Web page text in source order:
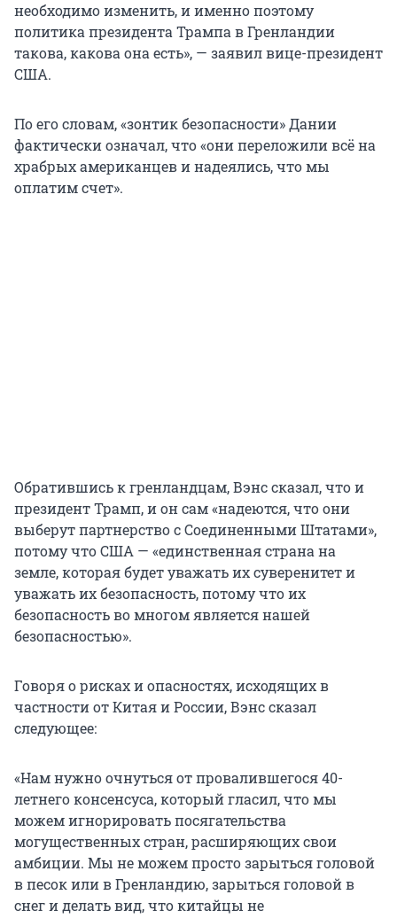
необходимо изменить, и именно поэтому
политика президента Трампа в Гренландии
такова, какова она есть», — заявил вице-президент
США.
По его словам, «зонтик безопасности» Дании
фактически означал, что «они переложили всё на
храбрых американцев и надеялись, что мы
оплатим счет».
Обратившись к гренландцам, Вэнс сказал, что и
президент Трамп, и он сам «надеются, что они
выберут партнерство с Соединенными Штатами»,
потому что США — «единственная страна на
земле, которая будет уважать их суверенитет и
уважать их безопасность, потому что их
безопасность во многом является нашей
безопасностью».
Говоря о рисках и опасностях, исходящих в
частности от Китая и России, Вэнс сказал
следующее:
«Нам нужно очнуться от провалившегося 40-
летнего консенсуса, который гласил, что мы
можем игнорировать посягательства
могущественных стран, расширяющих свои
амбиции. Мы не можем просто зарыться головой
в песок или в Гренландию, зарыться головой в
снег и делать вид, что китайцы не